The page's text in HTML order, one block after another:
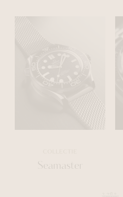
Seamaster